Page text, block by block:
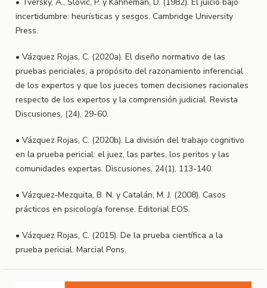
incertidumbre: heurísticas y sesgos. Cambridge University
Press.
• Vázquez Rojas, C. (2020a). El diseño normativo de las
pruebas periciales, a propósito del razonamiento inferencial
de los expertos y que los jueces tomen decisiones racionales
respecto de los expertos y la comprensión judicial. Revista
Discusiones, (24), 29-60.
• Vázquez Rojas, C. (2020b). La división del trabajo cognitivo
en la prueba pericial: el juez, las partes, los peritos y las
comunidades expertas. Discusiones, 24(1), 113-140.
• Vázquez-Mezquita, B. N. y Catalán, M. J. (2008). Casos
prácticos en psicología forense. Editorial EOS.
• Vázquez Rojas, C. (2015). De la prueba científica a la
prueba pericial. Marcial Pons.